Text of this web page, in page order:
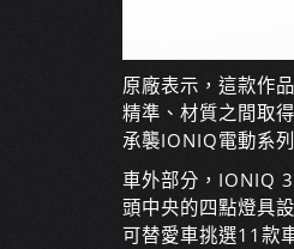
原廠表示，這款作
精準、材質之間取
承襲IONIQ電動系
車外部分，IONIQ
頭中央的四點燈具
可替愛車挑選11款